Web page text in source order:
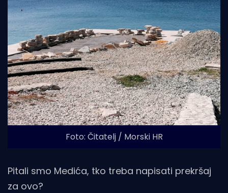
Foto: Čitatelj / Morski HR
Pitali smo Medića, tko treba napisati prekršaj
za ovo?